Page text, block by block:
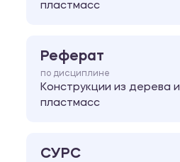
пластмасс
Реферат
по дисциплине
Конструкции из дерева и
пластмасс
СУРС